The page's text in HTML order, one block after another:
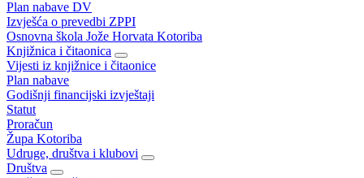
Plan nabave DV
Izvješća o prevedbi ZPPI
Osnovna škola Jože Horvata Kotoriba
Knjižnica i čitaonica
Vijesti iz knjižnice i čitaonice
Plan nabave
Godišnji financijski izvještaji
Statut
Proračun
Župa Kotoriba
Udruge, društva i klubovi
Društva